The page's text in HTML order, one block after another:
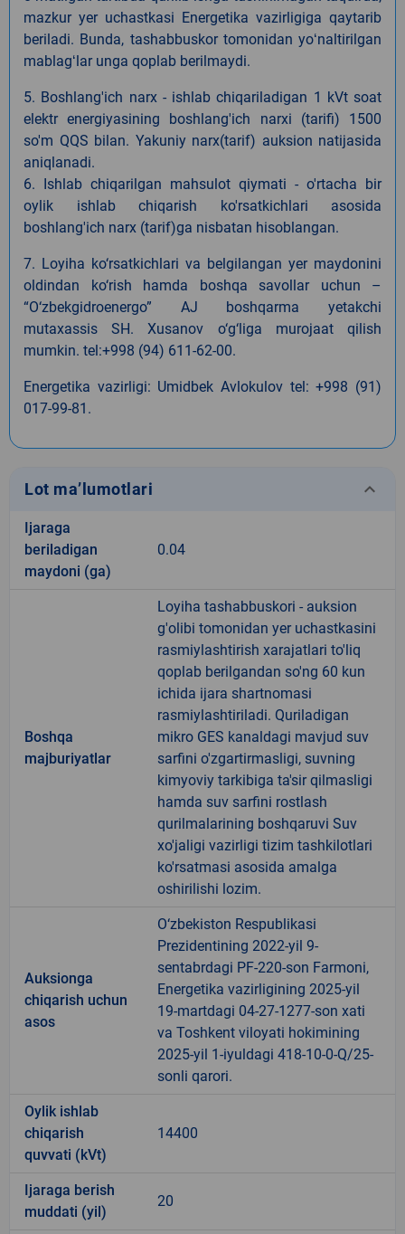
mazkur yer uchastkasi Energetika vazirligiga qaytarib
beriladi. Bunda, tashabbuskor tomonidan yoʻnaltirilgan
mablagʻlar unga qoplab berilmaydi.
5. Boshlang'ich narx - ishlab chiqariladigan 1 kVt soat
elektr energiyasining boshlang'ich narxi (tarifi) 1500
so'm QQS bilan. Yakuniy narx(tarif) auksion natijasida
aniqlanadi.
6. Ishlab chiqarilgan mahsulot qiymati - o'rtacha bir
oylik ishlab chiqarish ko'rsatkichlari asosida
boshlang'ich narx (tarif)ga nisbatan hisoblangan.
7. Loyiha ko‘rsatkichlari va belgilangan yer maydonini
oldindan ko‘rish hamda boshqa savollar uchun –
“O‘zbekgidroenergo” AJ boshqarma yetakchi
mutaxassis
SH.
Xusanov o‘g‘liga murojaat qilish
mumkin. tel:+998 (94) 611-62-00.
Energetika vazirligi: Umidbek Avlokulov tel:+998 (91)
017-99-81.
Lot ma’lumotlari keyboard_arrow_down
Ijaraga
beriladigan
maydoni (ga)
0.04
Boshqa
majburiyatlar
Loyiha tashabbuskori - auksion
g'olibi tomonidan yer uchastkasini
rasmiylashtirish xarajatlari to'liq
qoplab berilgandan so'ng 60 kun
ichida ijara shartnomasi
rasmiylashtiriladi. Quriladigan
mikro GES kanaldagi mavjud suv
sarfini o'zgartirmasligi, suvning
kimyoviy tarkibiga ta'sir qilmasligi
hamda suv sarfini rostlash
qurilmalarining boshqaruvi Suv
xo'jaligi vazirligi tizim tashkilotlari
ko'rsatmasi asosida amalga
oshirilishi lozim.
Auksionga
chiqarish uchun
asos
O‘zbekiston Respublikasi
Prezidentining 2022-yil 9-
sentabrdagi PF-220-son Farmoni,
Energetika vazirligining 2025-yil
19-martdagi 04-27-1277-son xati
va Toshkent viloyati hokimining
2025-yil 1-iyuldagi 418-10-0-Q/25-
sonli qarori.
Oylik ishlab
chiqarish
quvvati (kVt)
14400
Ijaraga berish
muddati (yil)
20